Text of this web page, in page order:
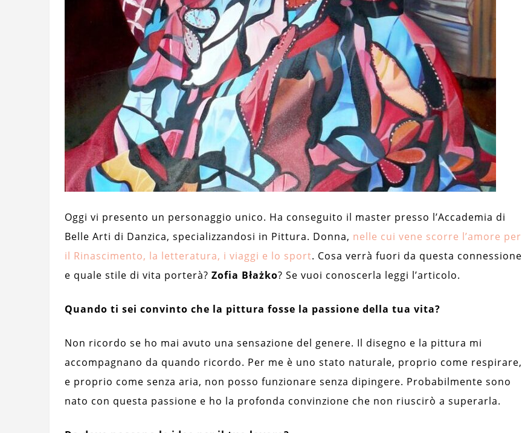
Oggi vi presento un personaggio unico. Ha conseguito il master presso l’Accademia di
Belle Arti di Danzica, specializzandosi in Pittura. Donna, nelle cui vene scorre l’amore per
il Rinascimento, la letteratura, i viaggi e lo sport. Cosa verrà fuori da questa connessione
e quale stile di vita porterà? Zofia Błażko? Se vuoi conoscerla leggi l’articolo.
Quando ti sei convinto che la pittura fosse la passione della tua vita?
Non ricordo se ho mai avuto una sensazione del genere. Il disegno e la pittura mi
accompagnano da quando ricordo. Per me è uno stato naturale, proprio come respirare,
e proprio come senza aria, non posso funzionare senza dipingere. Probabilmente sono
nato con questa passione e ho la profonda convinzione che non riuscirò a superarla.